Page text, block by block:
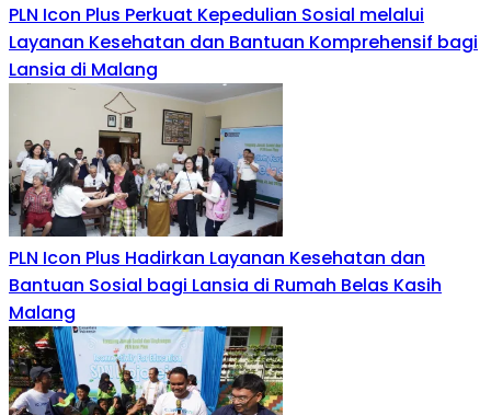
PLN Icon Plus Perkuat Kepedulian Sosial melalui
Layanan Kesehatan dan Bantuan Komprehensif bagi
Lansia di Malang
PLN Icon Plus Hadirkan Layanan Kesehatan dan
Bantuan Sosial bagi Lansia di Rumah Belas Kasih
Malang